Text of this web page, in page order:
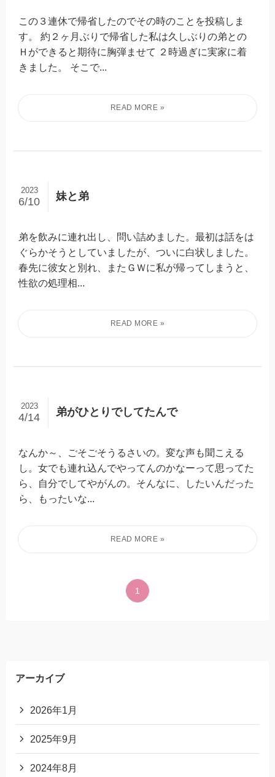
この３連休で帰省したのでその時のことを投稿しま
す。 約２ヶ月ぶりで帰省した私は久しぶりの弟との
Ｈができると期待に胸弾ませて ２時過ぎに実家に着
きました。 そこで...
妹と弟
2023
6/10
弟を飲みに連れ出し、問い詰めました。最初は話をは
ぐらかそうとしていましたが、ついに白状しました。
春先に彼女と別れ、またＧＷに私が帰ってしまうと、
性欲の処理相...
弟がひとりでしてたんで
2023
4/14
なんか～、ごそごそうるさいの。変な声も聞こえる
し。女でも連れ込んでやってんのかなーって思ってた
ら、自分でしてやがんの。そんなに、したいんだった
ら、もったいな...
1
アーカイブ
2026年1月
2025年9月
2024年8月